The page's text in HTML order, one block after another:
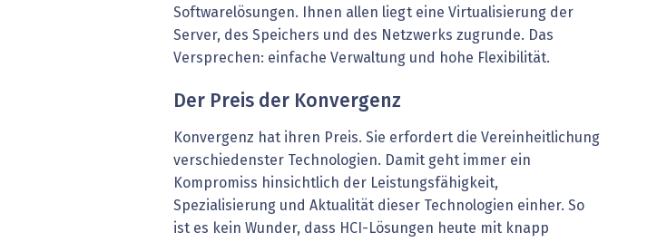
Softwarelösungen. Ihnen allen liegt eine Virtualisierung der
Server, des Speichers und des Netzwerks zugrunde. Das
Versprechen: einfache Verwaltung und hohe Flexibilität.
Der Preis der Konvergenz
Konvergenz hat ihren Preis. Sie erfordert die Vereinheitlichung
verschiedenster Technologien. Damit geht immer ein
Kompromiss hinsichtlich der Leistungsfähigkeit,
Spezialisierung und Aktualität dieser Technologien einher. So
ist es kein Wunder, dass HCI-Lösungen heute mit knapp